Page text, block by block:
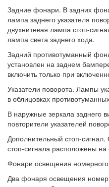
Задние фонари. В задних
лампа заднего указа­теля
двухнитевая лампа стоп-
лампа света заднего хода.
Задний противотуманный
установлен на заднем
включить только при
Указатели поворота. Лампы
в облицовках
В наружные зеркала заднего
повторители указателей
Дополнительный стоп-
стоп-сигнала рас­положены
Фонари освещения номерного
Два фонаря освещения